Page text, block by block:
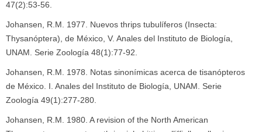
47(2):53-56.
Johansen, R.M. 1977. Nuevos thrips tubulíferos (Insecta:
Thysanóptera), de México, V. Anales del Instituto de Biología,
UNAM. Serie Zoología 48(1):77-92.
Johansen, R.M. 1978. Notas sinonímicas acerca de tisanópteros
de México. I. Anales del Instituto de Biología, UNAM. Serie
Zoología 49(1):277-280.
Johansen, R.M. 1980. A revision of the North American